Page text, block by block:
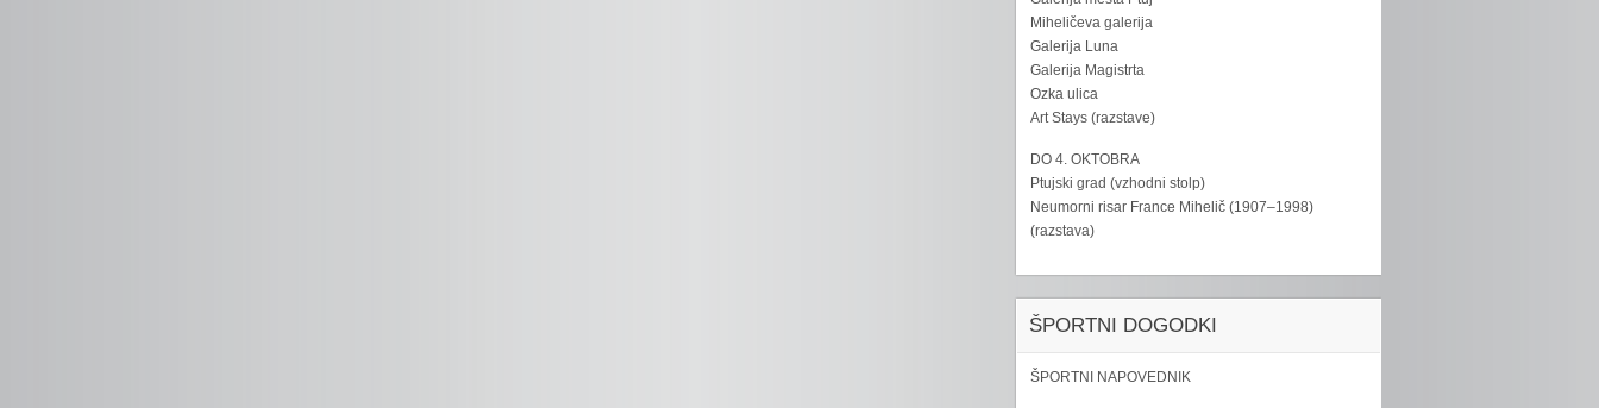
Miheličeva galerija
Galerija Luna
Galerija Magistrta
Ozka ulica
Art Stays (razstave)
DO 4. OKTOBRA
Ptujski grad (vzhodni stolp)
Neumorni risar France Mihelič (1907–1998)
(razstava)
ŠPORTNI DOGODKI
ŠPORTNI NAPOVEDNIK